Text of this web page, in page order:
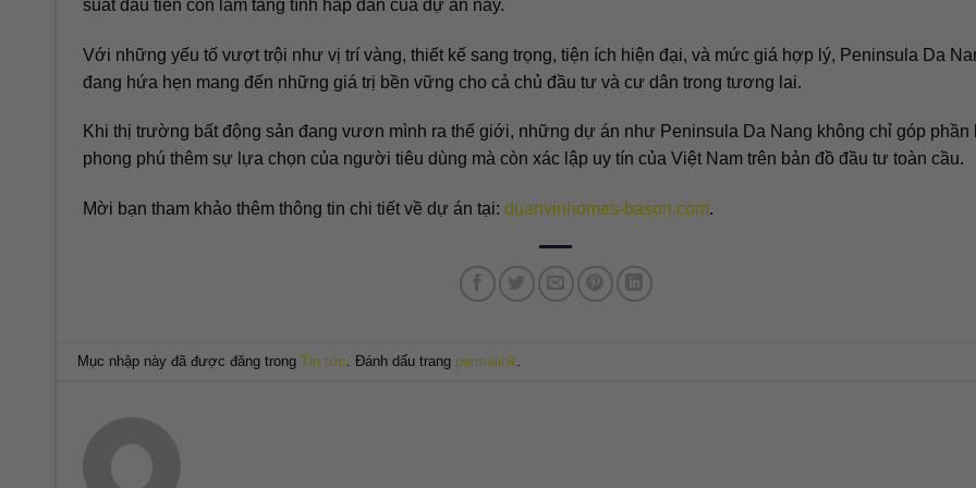
suất đầu tiên còn làm tăng tính hấp dẫn của dự án này.
Với những yếu tố vượt trội như vị trí vàng, thiết kế sang trọng, tiện ích hiện đại, và mức giá hợp lý, Peninsula Da
đang hứa hẹn mang đến những giá trị bền vững cho cả chủ đầu tư và cư dân trong tương lai.
Khi thị trường bất động sản đang vươn mình ra thế giới, những dự án như Peninsula Da Nang không chỉ góp phần
phong phú thêm sự lựa chọn của người tiêu dùng mà còn xác lập uy tín của Việt Nam trên bản đồ đầu tư toàn cầu.
Mời bạn tham khảo thêm thông tin chi tiết về dự án tại: duanvinhomes-bason.com.
Mục nhập này đã được đăng trongTin tức . Đánh dấu trang permalink